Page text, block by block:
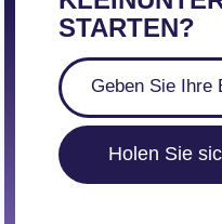
STARTEN?
Holen Sie